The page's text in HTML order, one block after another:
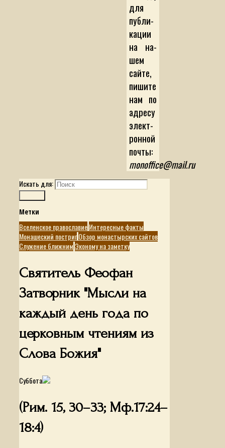
для
пуб­ли­
ка­ции
на на­
шем
сай­те,
пи­ши­те
нам по
ад­ре­су
элек­т­
рон­ной
поч­ты:
monoffice@mail.ru
Искать для:
Метки
Вселенское православиеИнтересные факты
Монашеский постригОбзор монастырских сайтов
Служение ближним Эконому на заметку
Святитель Феофан
Затворник "Мысли на
каждый день года по
церковным чтениям из
Слова Божия"
Суббота
(Рим. 15, 30–33; Мф.17:24–
18:4)